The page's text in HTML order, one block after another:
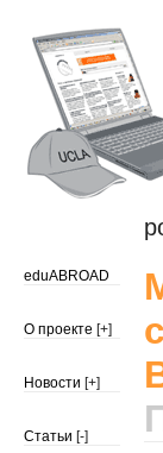
eduABROAD
О проекте [+]
Новости [+]
Статьи [-]